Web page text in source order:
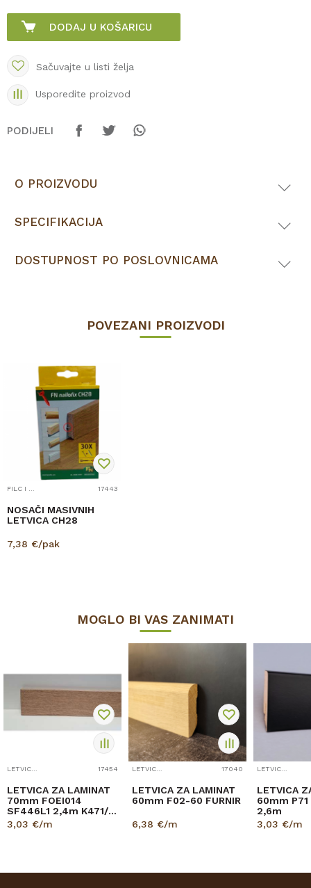
DODAJ U KOŠARICU
Sačuvajte u listi želja
Usporedite proizvod
PODIJELI
O PROIZVODU
SPECIFIKACIJA
DOSTUPNOST PO POSLOVNICAMA
POVEZANI PROIZVODI
17443
NOSAČI MASIVNIH
LETVICA CH28
7,38 €/pak
MOGLO BI VAS ZANIMATI
17454
LETVICA ZA LAMINAT
70mm FOEI014
SF446L1 2,4m K471/
8573/674x/K483
3,03 €/m
17040
LETVICA ZA LAMINAT
60mm F02-60 FURNIR
6,38 €/m
LETVICA
60mm P71
2,6m
3,03 €/m